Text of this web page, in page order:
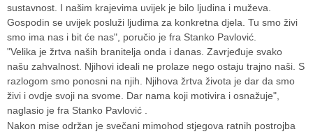
sustavnost. I našim krajevima uvijek je bilo ljudina i muževa.
Gospodin se uvijek posluži ljudima za konkretna djela. Tu smo živi
smo ima nas i bit će nas", poručio je fra Stanko Pavlović.
"Velika je žrtva naših branitelja onda i danas. Zavrjeđuje svako
našu zahvalnost. Njihovi ideali ne prolaze nego ostaju trajno naši. S
razlogom smo ponosni na njih. Njihova žrtva života je dar da smo
živi i ovdje svoji na svome. Dar nama koji motivira i osnažuje",
naglasio je fra Stanko Pavlović .
Nakon mise održan je svečani mimohod stjegova ratnih postrojba